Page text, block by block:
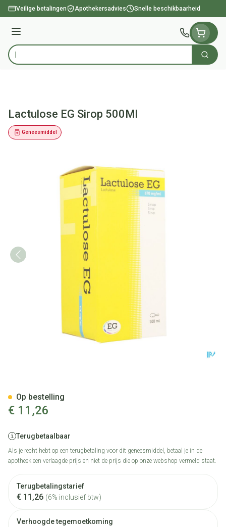
Ga naar de inhoud
Veilige betalingen Apothekersadvies Snelle beschikbaarheid
Menu
Product, merk, categorie... Zoek
Lactulose EG Sirop 500Ml
Geneesmiddel
€ 11,26
Terugbetaalbaar
Als je recht hebt op een terugbetaling voor dit geneesmiddel, betaal je in de
apotheek een verlaagde prijs en niet de prijs die op onze webshop vermeld staat.
Terugbetalingstarief
€ 11,26 (6% inclusief btw)
Verhoogde tegemoetkoming
Op bestelling